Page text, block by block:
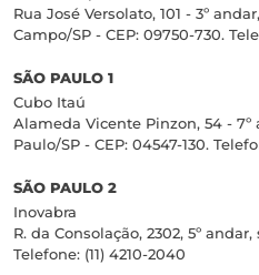
Rua José Versolato, 101 - 3º
Campo/SP - CEP: 09750-730.
SÃO PAULO 1
Cubo Itaú
Alameda Vicente Pinzon, 54 - 7º
Paulo/SP - CEP: 04547-130.
SÃO PAULO 2
Inovabra
R. da Consolação, 2302, 5º
Telefone: (11) 4210-2040